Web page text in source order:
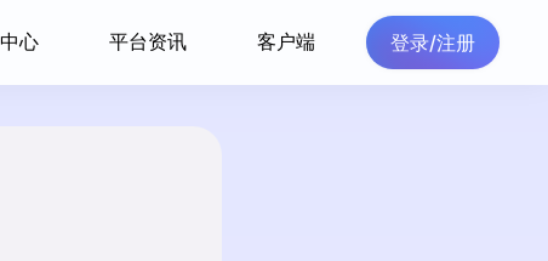
心 平台资讯 客户端 登录/注册